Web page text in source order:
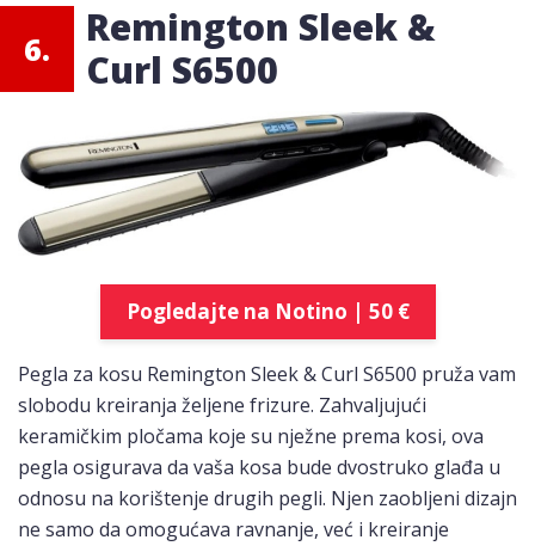
6.
Remington Sleek &
Curl S6500
Pogledajte na Notino | 50 €
Pegla za kosu Remington Sleek & Curl S6500 pruža vam
slobodu kreiranja željene frizure. Zahvaljujući
keramičkim pločama koje su nježne prema kosi, ova
pegla osigurava da vaša kosa bude dvostruko glađa u
odnosu na korištenje drugih pegli. Njen zaobljeni dizajn
ne samo da omogućava ravnanje, već i kreiranje